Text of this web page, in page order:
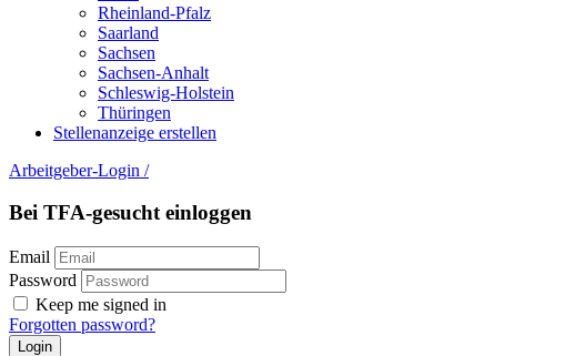
Rheinland-Pfalz
Saarland
Sachsen
Sachsen-Anhalt
Schleswig-Holstein
Thüringen
Stellenanzeige erstellen
Arbeitgeber-Login /
Bei TFA-gesucht einloggen
Email
Password
Keep me signed in
Forgotten password?